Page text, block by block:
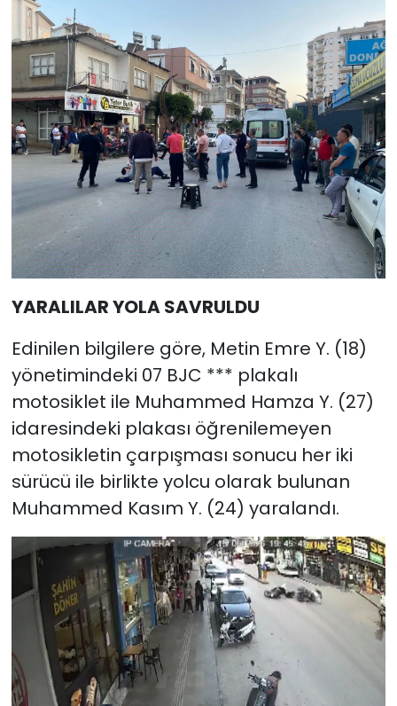
YARALILAR YOLA SAVRULDU
Edinilen bilgilere göre, Metin Emre Y. (18)
yönetimindeki 07 BJC *** plakalı
motosiklet ile Muhammed Hamza Y. (27)
idaresindeki plakası öğrenilemeyen
motosikletin çarpışması sonucu her iki
sürücü ile birlikte yolcu olarak bulunan
Muhammed Kasım Y. (24) yaralandı.